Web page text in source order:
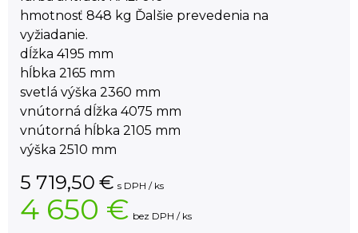
hmotnosť 848 kg Ďalšie prevedenia na
vyžiadanie.
dĺžka 4195 mm
hĺbka 2165 mm
svetlá výška 2360 mm
vnútorná dĺžka 4075 mm
vnútorná hĺbka 2105 mm
výška 2510 mm
5 719,50 € s DPH / ks
4 650 € bez DPH / ks